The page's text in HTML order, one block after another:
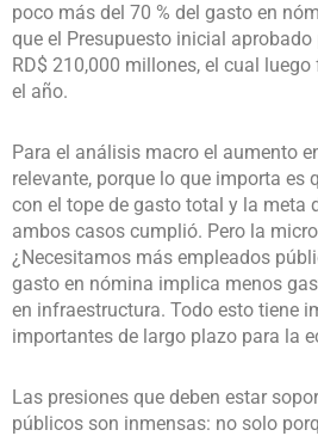
poco más del 70 % del gasto en
que el Presupuesto inicial
RD$ 210,000 millones, el cual
el año.
Para el análisis macro el aumento
relevante, porque lo que importa es
con el tope de gasto total y la meta
ambos casos cumplió. Pero la
¿Necesitamos más empleados
gasto en nómina implica menos
en infraestructura. Todo esto tiene
importantes de largo plazo para la
Las presiones que deben estar
públicos son inmensas: no solo